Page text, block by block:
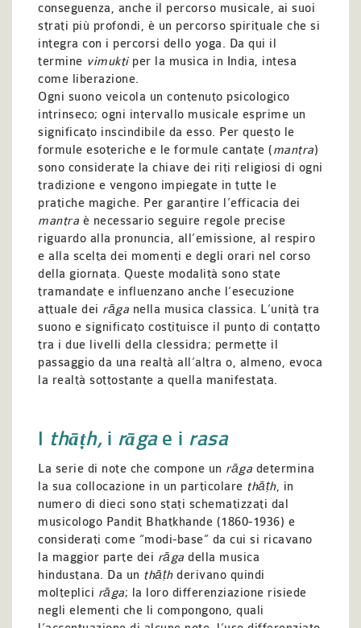
conseguenza, anche il percorso musicale, ai suoi
strati più profondi, è un percorso spirituale che si
integra con i percorsi dello yoga. Da qui il
termine vimukti per la musica in India, intesa
come liberazione.
Ogni suono veicola un contenuto psicologico
intrinseco; ogni intervallo musicale esprime un
significato inscindibile da esso. Per questo le
formule esoteriche e le formule cantate (mantra)
sono considerate la chiave dei riti religiosi di ogni
tradizione e vengono impiegate in tutte le
pratiche magiche. Per garantire l’efficacia dei
mantra è necessario seguire regole precise
riguardo alla pronuncia, all’emissione, al respiro
e alla scelta dei momenti e degli orari nel corso
della giornata. Queste modalità sono state
tramandate e influenzano anche l’esecuzione
attuale dei rāga nella musica classica. L’unità tra
suono e significato costituisce il punto di contatto
tra i due livelli della clessidra; permette il
passaggio da una realtà all’altra o, almeno, evoca
la realtà sottostante a quella manifestata.
I thāṭh,i rāgae i rasa
La serie di note che compone un rāga determina
la sua collocazione in un particolare thāṭh, in
numero di dieci sono stati schematizzati dal
musicologo Pandit Bhatkhande (1860-1936) e
considerati come “modi-base” da cui si ricavano
la maggior parte dei rāga della musica
hindustana. Da un thāṭh derivano quindi
molteplici rāga; la loro differenziazione risiede
negli elementi che li compongono, quali